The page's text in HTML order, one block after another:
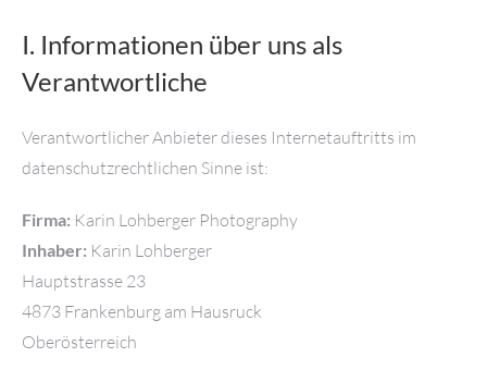
I. Informationen über uns als
Verantwortliche
Verantwortlicher Anbieter dieses Internetauftritts im
datenschutzrechtlichen Sinne ist:
Firma: Karin Lohberger Photography
Inhaber: Karin Lohberger
Hauptstrasse 23
4873 Frankenburg am Hausruck
Oberösterreich